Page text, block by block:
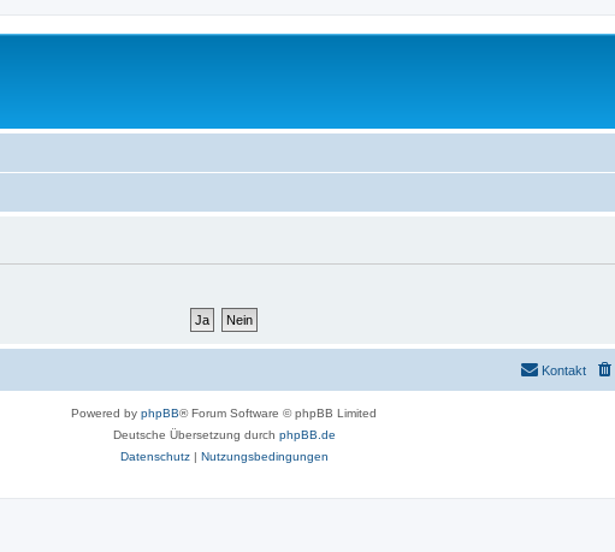
Kontakt
Powered by phpBB® Forum Software © phpBB Limited
Deutsche Übersetzung durch phpBB.de
Datenschutz| Nutzungsbedingungen